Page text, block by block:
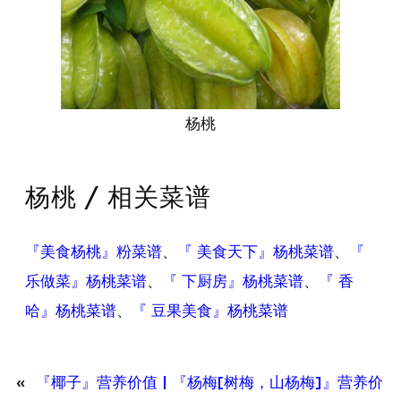
杨桃
杨桃 / 相关菜谱
『美食杨桃』粉菜谱、 『 美食天下』杨桃菜谱、
『
乐做菜』杨桃菜谱、 『 下厨房』杨桃菜谱、
『 香
哈』杨桃菜谱、 『 豆果美食』杨桃菜谱
« 『椰子』营养价值 | 『杨梅[树梅，山杨梅]』营养价